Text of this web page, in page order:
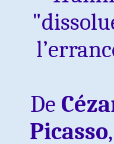
De
Picasso